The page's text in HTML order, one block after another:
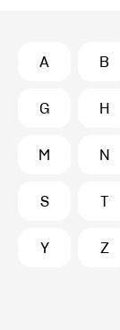
A B
G H
M N
S T
Y Z